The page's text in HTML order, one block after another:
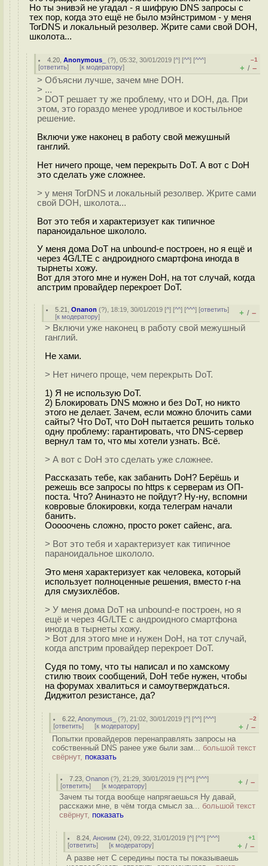
Но ты энивэй не угадал - я шифрую DNS запросы с
тех пор, когда это ещё не было мэйнстримом - у меня
TorDNS и локальный резолвер. Жрите сами свой DOH,
школота...
4.20 ,Anonymous_ (?), 05:32, 30/01/2019 [^] [^^] [^^^]
[ответить] [к модератору]
–1
+ / –
> Объясни лучше, зачем мне DOH.
> ...
> DOT решает ту же проблему, что и DOH, да. При
этом, это гораздо менее уродливое и костыльное
решение.
Включи уже наконец в работу свой межушный
гaнглий.
Нет ничего проще, чем перекрыть DoT. А вот с DoH
это сделать уже сложнее.
> у меня TorDNS и локальный резолвер. Жрите сами
свой DOH, школoтa...
Вот это тебя и характеризует как типичное
параноидальное шкoлoло.
У меня дома DoT на unbound-е построен, но я ещё и
через 4G/LTE с андроидного смартфона иногда в
тырнеты хожу.
Вот для этого мне и нужен DoH, на тот случай, когда
апстрим провайдер перекроет DoT.
5.21 ,Onanon (?), 18:19, 30/01/2019 [^] [^^] [^^^] [ответить]
[к модератору] + / –
> Включи уже наконец в работу свой межушный
гaнглий.
Не хами.
> Нет ничего проще, чем перекрыть DoT.
1) Я не использую DoT.
2) Блокировать DNS можно и без DoT, но никто
этого не делает. Зачем, если можно блочить сами
сайты? Что DoT, что DoH пытается решить только
одну проблему: гарантировать, что DNS-сервер
вернул там то, что мы хотели узнать. Всё.
> А вот с DoH это сделать уже сложнее.
Рассказать тебе, как забанить DoH? Берёшь и
режешь все запросы по https к серверам из ОП-
поста. Что? Анинаэто не пойдут? Ну-ну, вспомни
ковровые блокировки, когда телеграм начали
банить.
Ооооочень сложно, просто рокет сайенс, ага.
> Вот это тебя и характеризует как типичное
параноидальное шкoлoло.
Это меня характеризует как человека, который
использует полноценные решения, вместо г-на
для смузихлёбов.
> У меня дома DoT на unbound-е построен, но я
ещё и через 4G/LTE с андроидного смартфона
иногда в тырнеты хожу.
> Вот для этого мне и нужен DoH, на тот случай,
когда апстрим провайдер перекроет DoT.
Судя по тому, что ты написал и по хамскому
стилю твоих сообщений, DoH тебе нужен, чтобы
на форумах хвалиться и самоутверждаться.
Диджитол резистансе, да?
6.22 ,Anonymous_ (?), 21:02, 30/01/2019 [^] [^^] [^^^]
[ответить] [к модератору]
–2
+ / –
Попытки провайдеров перенаправлять запросы на
собственный DNS ранее уже были зам... большой текст
свёрнут, показать
7.23 ,Onanon (?), 21:29, 30/01/2019 [^] [^^] [^^^]
[ответить] [к модератору] + / –
Зачем ты тогда вообще напрягаешься Ну давай,
расскажи мне, в чём тогда смысл за... большой текст
свёрнут, показать
8.24 ,Аноним (24), 09:22, 31/01/2019 [^] [^^] [^^^]
[ответить] [к модератору]
+1
+ / –
А разве нет С середины поста ты показываешь